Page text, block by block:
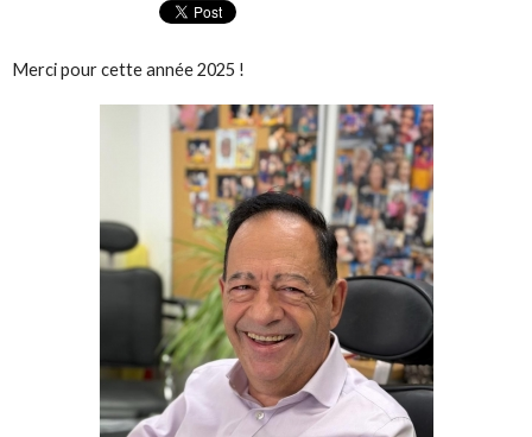
Merci pour cette année 2025 !